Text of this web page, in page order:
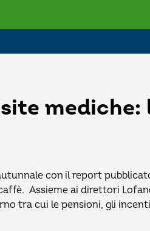
mediche:
con il report
Assieme ai direttori
tra cui le pensioni, gli